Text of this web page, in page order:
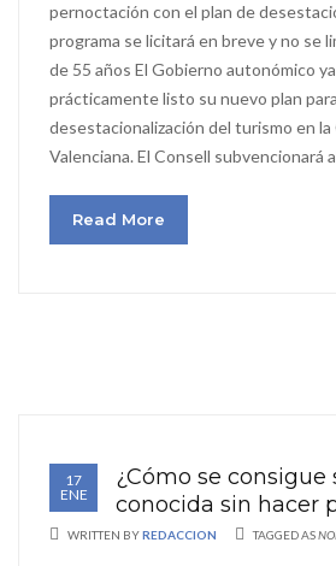
pernoctación con el plan de
programa se licitará en breve y no se
de 55 años El Gobierno autonómico
prácticamente listo su nuevo plan
desestacionalización del turismo en la
Valenciana. El Consell subvencionará
Read More
17
ENE
¿Cómo se consigue
conocida sin hacer
WRITTEN BYREDACCION TAGGED AS